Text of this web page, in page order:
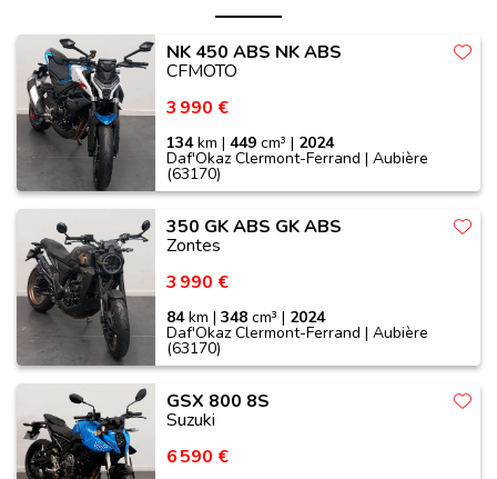
NK 450 ABS NK ABS
CFMOTO
3 990 €
134km |449 cm³ | 2024
Daf'Okaz Clermont-Ferrand | Aubière
(63170)
350 GK ABS GK ABS
Zontes
3 990 €
84km |348 cm³ | 2024
Daf'Okaz Clermont-Ferrand | Aubière
(63170)
GSX 800 8S
Suzuki
6 590 €